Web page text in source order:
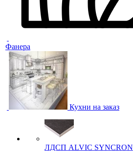
Фанера
Кухни на заказ
ЛДСП ALVIC SYNCRON